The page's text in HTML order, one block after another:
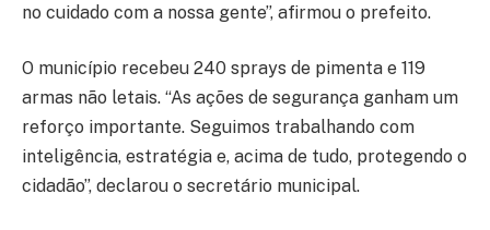
no cuidado com a nossa gente”, afirmou o prefeito.
O município recebeu 240 sprays de pimenta e 119
armas não letais. “As ações de segurança ganham um
reforço importante. Seguimos trabalhando com
inteligência, estratégia e, acima de tudo, protegendo o
cidadão”, declarou o secretário municipal.